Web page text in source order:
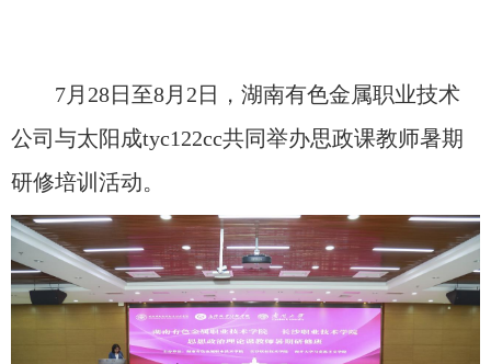
7月28日至8月2日，湖南有色金属职业技术
公司与太阳成tyc122cc共同举办思政课教师暑期
研修培训活动。